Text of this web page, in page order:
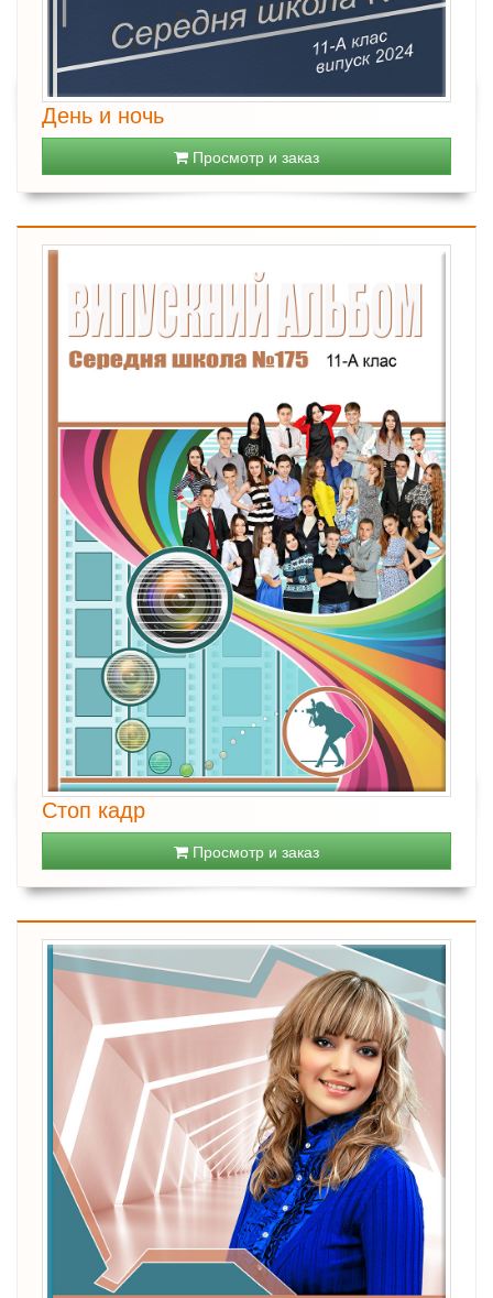
День и ночь
Просмотр и заказ
Стоп кадр
Просмотр и заказ